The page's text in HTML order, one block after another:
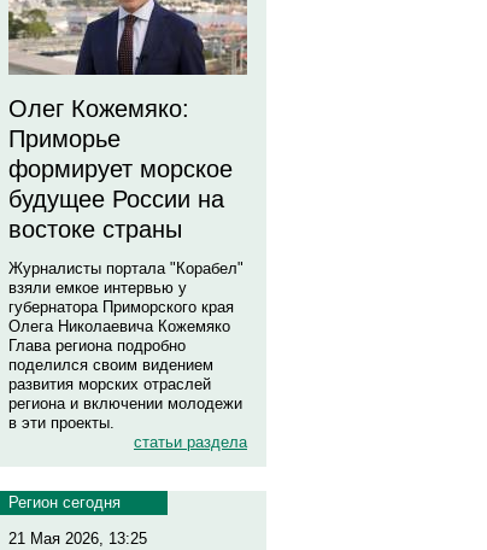
Олег Кожемяко:
Приморье
формирует морское
будущее России на
востоке страны
Журналисты портала "Корабел"
взяли емкое интервью у
губернатора Приморского края
Олега Николаевича Кожемяко
Глава региона подробно
поделился своим видением
развития морских отраслей
региона и включении молодежи
в эти проекты.
статьи раздела
Регион сегодня
21 Мая 2026, 13:25